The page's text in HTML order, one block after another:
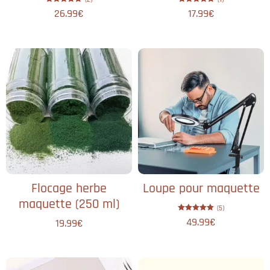
5.00
26.99€
5.00
17.99€
Flocage herbe
maquette​ (250 ml)
19.99€
Loupe pour maquette​
5.00
(5)
49.99€